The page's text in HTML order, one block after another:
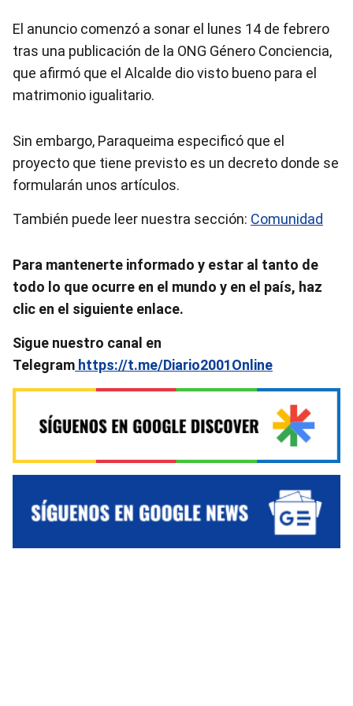
El anuncio comenzó a sonar el lunes 14 de febrero
tras una publicación de la ONG Género Conciencia,
que afirmó que el Alcalde dio visto bueno para el
matrimonio igualitario.
Sin embargo, Paraqueima especificó que el
proyecto que tiene previsto es un decreto donde se
formularán unos artículos.
También puede leer nuestra sección: Comunidad
Para mantenerte informado y estar al tanto de
todo lo que ocurre en el mundo y en el país, haz
clic en el siguiente enlace.
Sigue nuestro canal en
Telegram https://t.me/Diario2001Online